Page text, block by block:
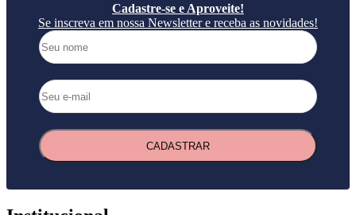
Cadastre-se e Aproveite!
Se inscreva em nossa Newsletter e receba as novidades!
CADASTRAR